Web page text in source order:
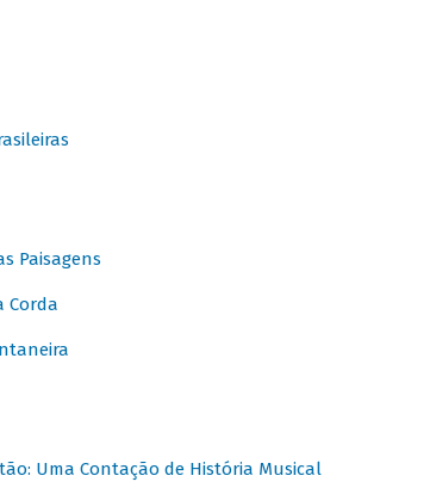
Paisagens
Corda
Uma Contação de História Musical